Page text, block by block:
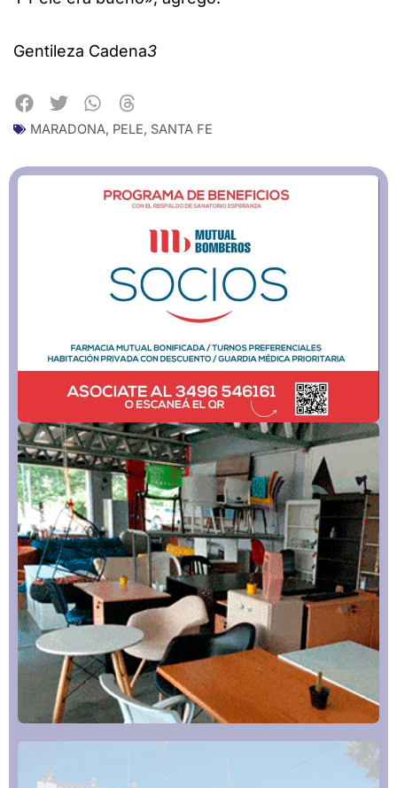
Gentileza Cadena3
MARADONA, PELE, SANTA FE